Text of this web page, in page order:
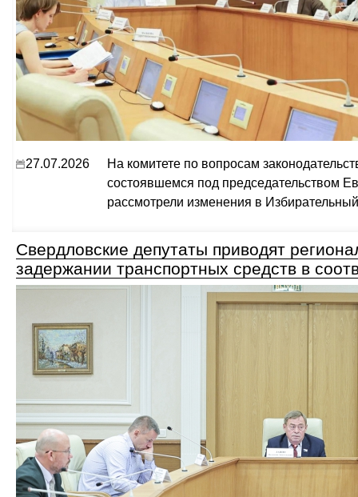
27.07.2026
На комитете по вопросам
состоявшемся под председательством
рассмотрели изменения в
Свердловские депутаты приводят
задержании транспортных средств в